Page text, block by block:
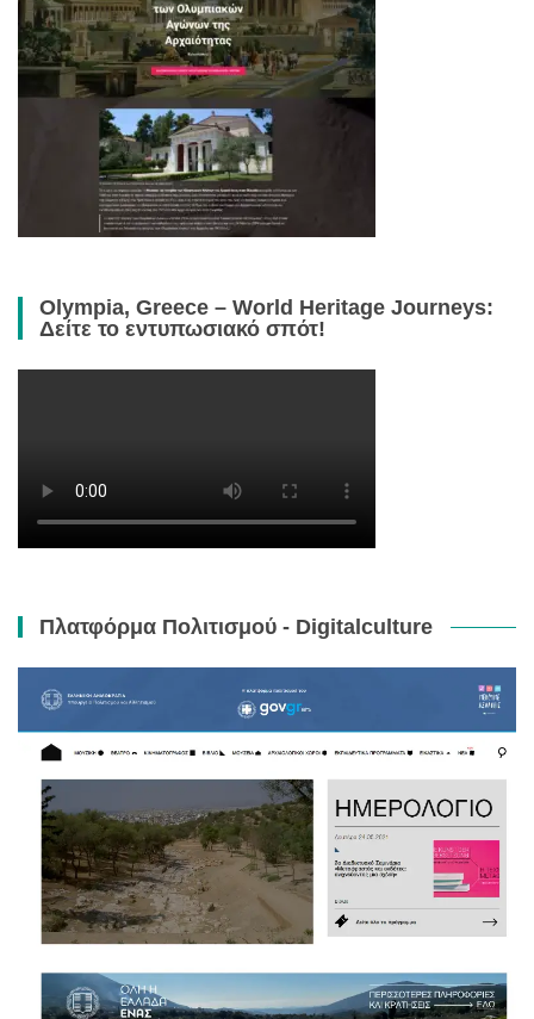
Olympia, Greece – World Heritage Journeys:
Δείτε το εντυπωσιακό σπότ!
Πλατφόρμα Πολιτισμού - Digitalculture